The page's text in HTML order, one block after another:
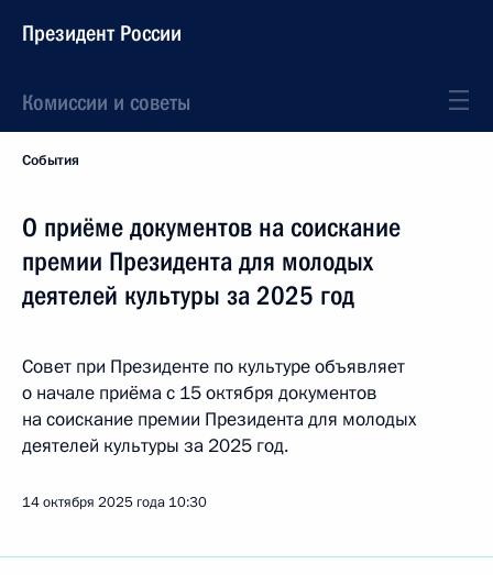
Президент России
Комиссии и советы
События
О приёме документов на соискание
премии Президента для молодых
деятелей культуры за 2025 год
Совет при Президенте по культуре объявляет
о начале приёма с 15 октября документов
на соискание премии Президента для молодых
деятелей культуры за 2025 год.
14 октября 2025 года 10:30